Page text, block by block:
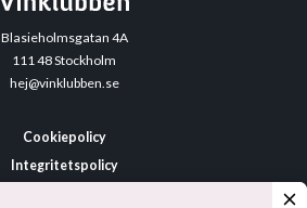
Blasieholmsgatan 4A
111 48 Stockholm
hej@vinklubben.se
Cookiepolicy
Integritetspolicy